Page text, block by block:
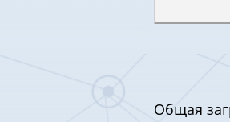
Oбщая